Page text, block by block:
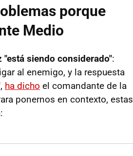
porque
Medio
"está siendo considerado":
al enemigo, y la respuesta
ha dicho el comandante de la
ponernos en contexto, estas